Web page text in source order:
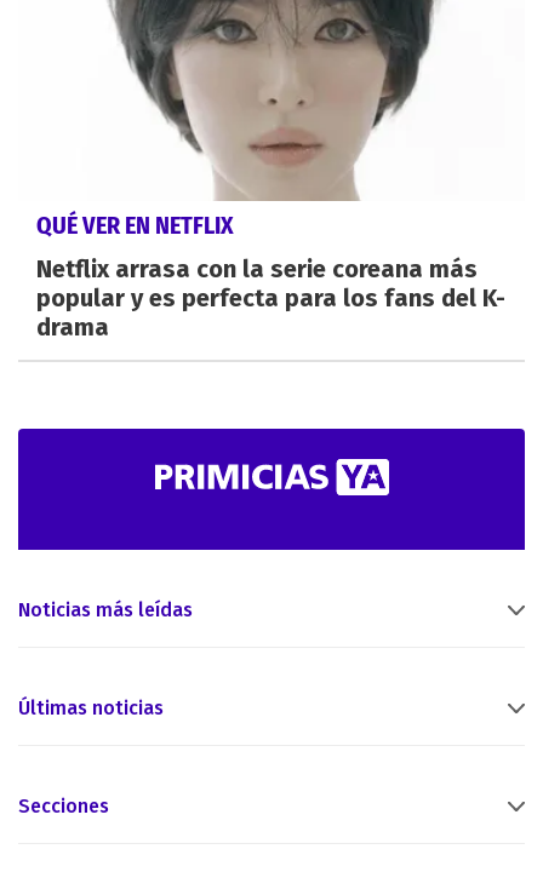
QUÉ VER EN NETFLIX
Netflix arrasa con la serie coreana más
popular y es perfecta para los fans del K-
drama
Noticias más leídas
Últimas noticias
Secciones